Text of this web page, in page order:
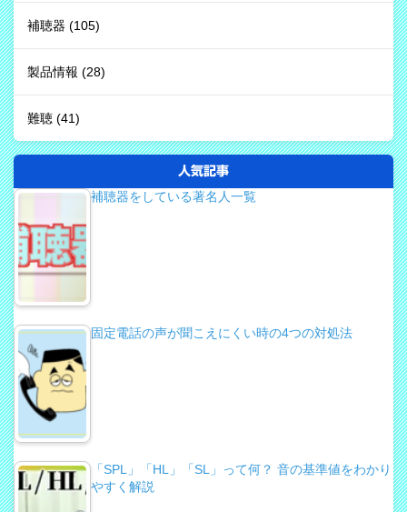
補聴器 (105)
製品情報 (28)
難聴 (41)
人気記事
補聴器をしている著名人一覧
固定電話の声が聞こえにくい時の4つの対処法
「SPL」「HL」「SL」って何？ 音の基準値をわかり
やすく解説